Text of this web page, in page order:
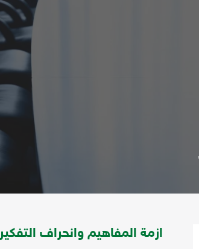
ازمة المفاهيم وانحراف التفكير